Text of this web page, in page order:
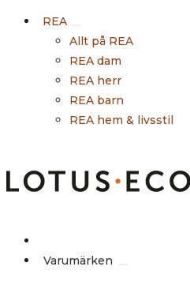
REA
Allt på REA
REA dam
REA herr
REA barn
REA hem & livsstil
Varumärken